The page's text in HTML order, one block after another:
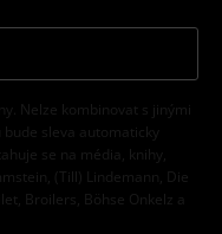
Nelze kombinovat s jinými
sleva automaticky
se na média, knihy,
(Till) Lindemann, Die
Broilers, Böhse Onkelz a